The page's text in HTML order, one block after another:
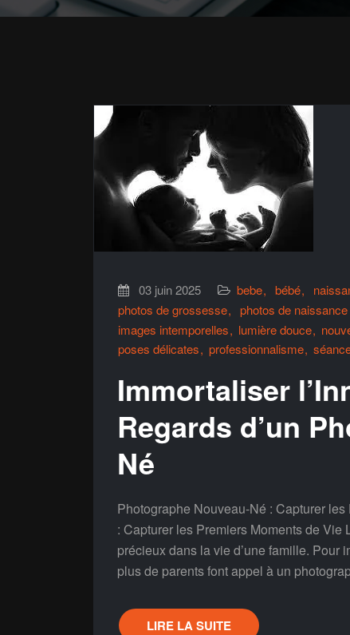
03 juin 2025 bebe bébé
photos de grossesse
photos de naissance
images intemporelles
lumière douce
poses délicates
professionnalisme
Immortaliser
Regards d’un
Né
Photographe Nouveau-Né : Capturer
: Capturer les Premiers Moments de Vie
précieux dans la vie d’une famille. Pour
plus de parents font appel à un
LIRE LA SUITE